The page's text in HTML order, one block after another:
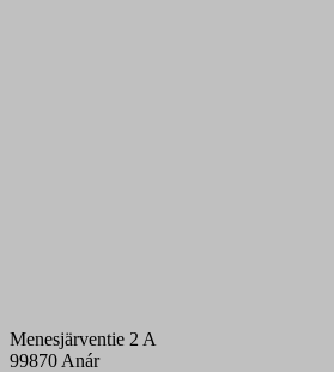
Menesjärventie 2 A
99870 Anár